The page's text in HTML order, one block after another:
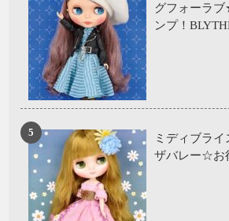
グフォーラ
ンプ！
ミディブラ
ザバレー☆お